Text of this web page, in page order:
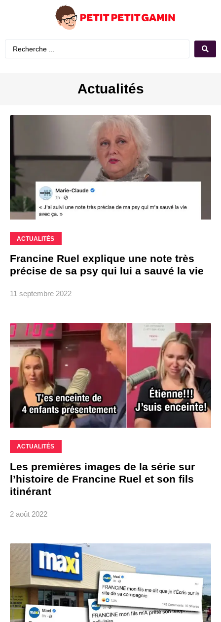
Actualités
ACTUALITÉS
Francine Ruel explique une note très
précise de sa psy qui lui a sauvé la vie
11 septembre 2022
ACTUALITÉS
Les premières images de la série sur
l’histoire de Francine Ruel et son fils
itinérant
2 août 2022